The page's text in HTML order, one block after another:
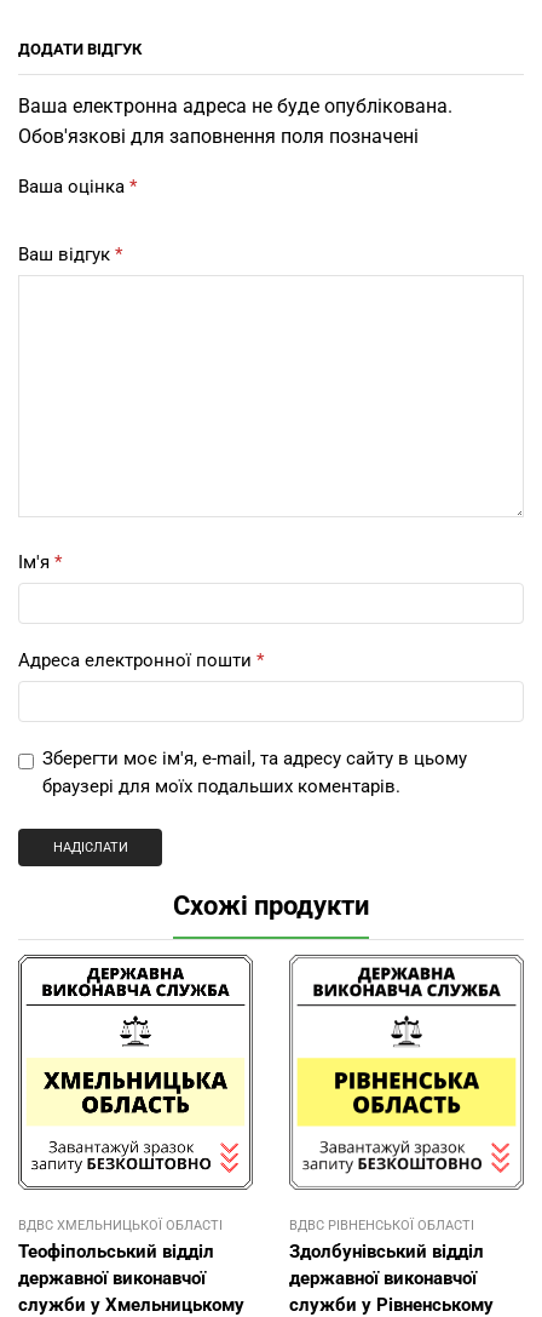
ДОДАТИ ВІДГУК
Ваша електронна адреса не буде опублікована.
Обов'язкові для заповнення поля позначені
Ваша оцінка *
Ваш відгук *
Ім'я *
Адреса електронної пошти *
Зберегти моє ім'я, e-mail, та адресу сайту в цьому
браузері для моїх подальших коментарів.
Схожі продукти
ВДВС ХМЕЛЬНИЦЬКОЇ ОБЛАСТІ
Теофіпольський відділ
державної виконавчої
служби у Хмельницькому
ВДВС РІВНЕНСЬКОЇ ОБЛАСТІ
Здолбунівський відділ
державної виконавчої
служби у Рівненському